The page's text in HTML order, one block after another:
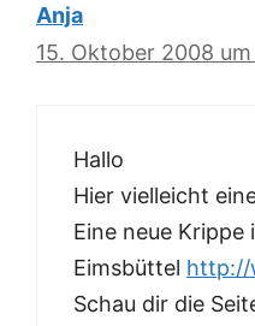
Anja
15. Oktober 2008
Hallo
Hier vielleicht
Eine neue Krippe
Eimsbüttel http://
Schau dir die